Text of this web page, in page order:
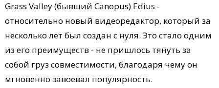
Grass Valley (бывший Canopus) Edius -
относительно новый видеоредактор, который за
несколько лет был создан с нуля. Это стало одним
из его преимуществ - не пришлось тянуть за
собой груз совместимости, благодаря чему он
мгновенно завоевал популярность.